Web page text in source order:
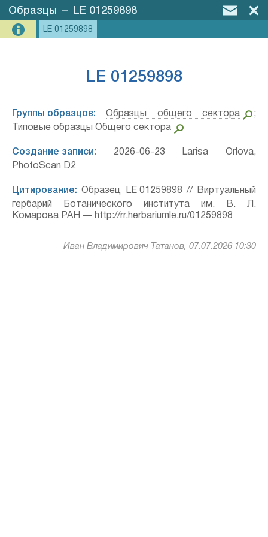
Образцы – LE 01259898
LE 01259898
LE 01259898
Группы образцов: Образцы общего сектора
;
Типовые образцы Общего сектора
Создание записи: 2026-06-23 Larisa Orlova,
PhotoScan D2
Цитирование: Образец LE 01259898 // Виртуальный
гербарий Ботанического института им. В. Л.
Комарова РАН — http://rr.herbariumle.ru/01259898
Иван Владимирович Татанов, 07.07.2026 10:30